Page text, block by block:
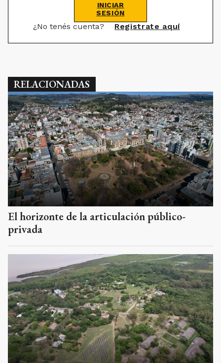
INICIAR
SESIÓN
¿No tenés cuenta? Registrate aquí
RELACIONADAS
El horizonte de la articulación público-
privada